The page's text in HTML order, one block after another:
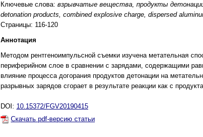
Ключевые слова: взрывчатые вещества, продукты
detonation products, combined explosive charge, dispersed
Страницы: 116-120
Аннотация
Методом рентгеноимпульсной съемки изучена метательная
периферийном слое в сравнении с зарядами, содержащими
влияние процесса догорания продуктов детонации на
разрывных зарядов сгорает в результате реакции как с
DOI: 10.15372/FGV20190415
Скачать pdf-версию статьи